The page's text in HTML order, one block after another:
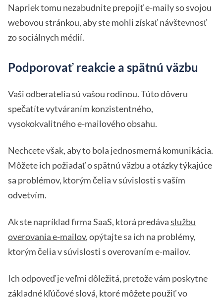
Napriek tomu nezabudnite prepojiť e-maily so svojou
webovou stránkou, aby ste mohli získať návštevnosť
zo sociálnych médií.
Podporovať reakcie a spätnú väzbu
Vaši odberatelia sú vašou rodinou. Túto dôveru
spečatíte vytváraním konzistentného,
vysokokvalitného e-mailového obsahu.
Nechcete však, aby to bola jednosmerná komunikácia.
Môžete ich požiadať o spätnú väzbu a otázky týkajúce
sa problémov, ktorým čelia v súvislosti s vaším
odvetvím.
Ak ste napríklad firma SaaS, ktorá predávaslužbu
overovania e-mailov, opýtajte sa ich na problémy,
ktorým čelia v súvislosti s overovaním e-mailov.
Ich odpoveď je veľmi dôležitá, pretože vám poskytne
základné kľúčové slová, ktoré môžete použiť vo